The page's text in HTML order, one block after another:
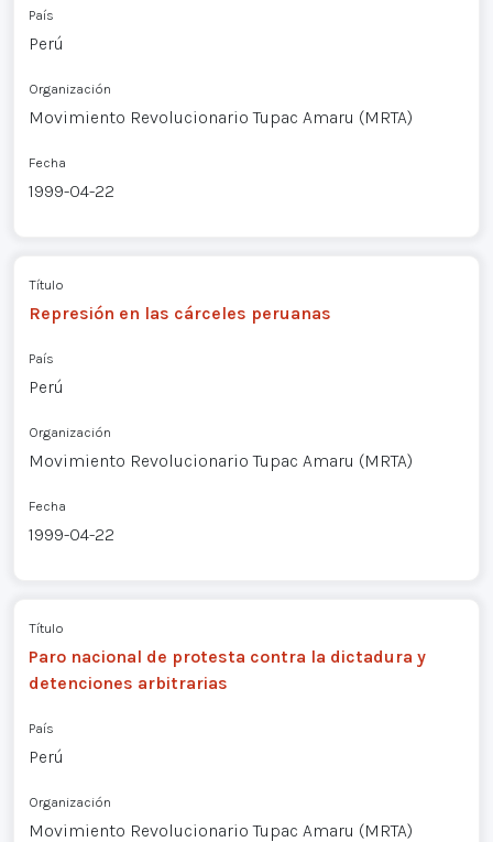
País
Perú
Organización
Movimiento Revolucionario Tupac Amaru (MRTA)
Fecha
1999-04-22
Título
Represión en las cárceles peruanas
País
Perú
Organización
Movimiento Revolucionario Tupac Amaru (MRTA)
Fecha
1999-04-22
Título
Paro nacional de protesta contra la dictadura y
detenciones arbitrarias
País
Perú
Organización
Movimiento Revolucionario Tupac Amaru (MRTA)